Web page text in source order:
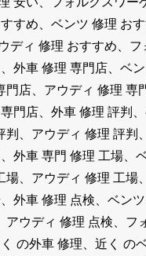
すめ、ベンツ 修理 お
ディ 修理 おすすめ、
外車 修理 専門店、ベ
門店、アウディ 修理 専
門店、外車 修理 評判
判、アウディ 修理 評判
外車 専門 修理 工場、
場、アウディ 修理 工場
外車 修理 点検、ベンツ
アウディ 修理 点検、フ
の外車 修理、近く の